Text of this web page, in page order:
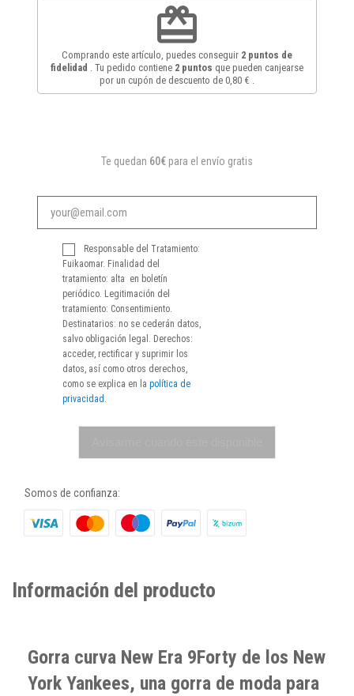
redeem
Comprando este artículo, puedes conseguir 2 puntos de
fidelidad
. Tu pedido contiene 2 puntos que pueden canjearse
por un cupón de descuento de 0,80 €
Te quedan 60€ para el envío gratis
Responsable del Tratamiento:
Fuikaomar. Finalidad del
tratamiento: alta en boletín
periódico. Legitimación del
tratamiento: Consentimiento.
Destinatarios: no se cederán datos,
salvo obligación legal. Derechos:
acceder, rectificar y suprimir los
datos, así como otros derechos,
como se explica en la política de
privacidad .
Somos de confianza:
Información del producto
Gorra curva New Era 9Forty de los New
York Yankees, una gorra de moda para